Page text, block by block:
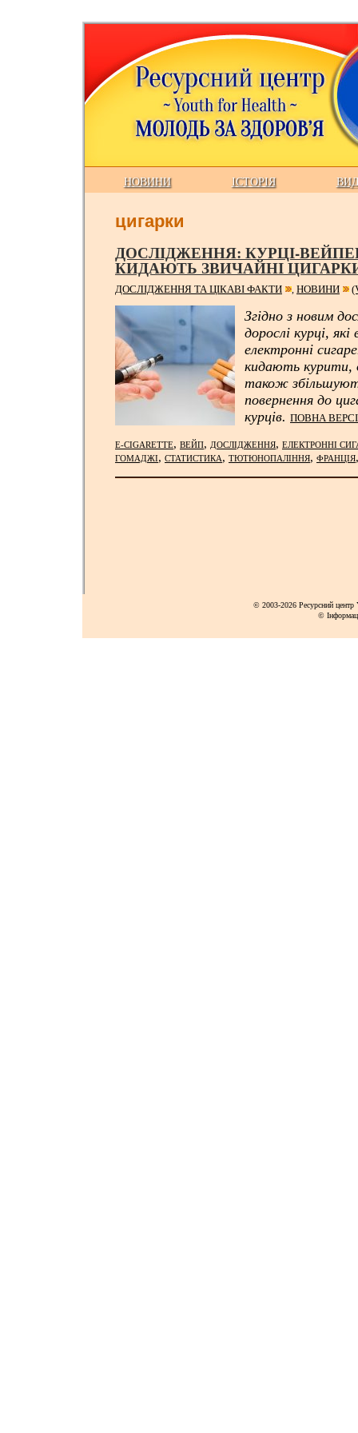
НОВИНИ ІСТОРІЯ
цигарки
ДОСЛІДЖЕННЯ: КУРЦІ-
КИДАЮТЬ ЗВИЧАЙНІ
ДОСЛІДЖЕННЯ ТА ЦІКАВІ ФАКТИ , НОВИНИ
Згідно з новим
дорослі курці,
електронні
кидають курити,
також
повернення до
курців. ПОВНА
E-CIGARETTE, ВЕЙП, ДОСЛІДЖЕННЯ, ЕЛЕКТРОННІ
ГОМАДЖІ, СТАТИСТИКА, ТЮТЮНОПАЛІННЯ, ФРАНЦІЯ
© 2003-2026 Ресурсний
©